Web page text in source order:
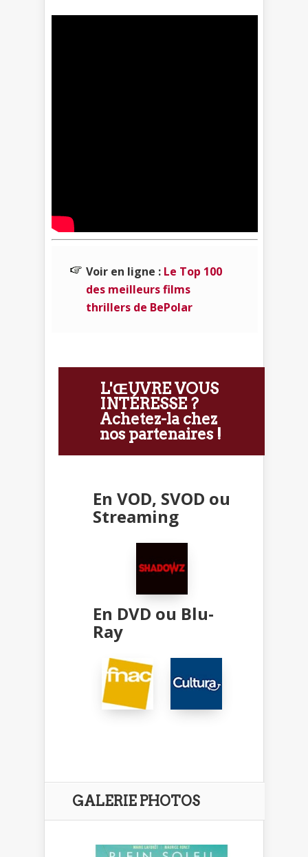
Voir en ligne : Le Top 100
des meilleurs films
thrillers de BePolar
L'ŒUVRE VOUS
INTÉRESSE ?
Achetez-la chez
nos partenaires !
En VOD, SVOD ou
Streaming
En DVD ou Blu-
Ray
GALERIE PHOTOS